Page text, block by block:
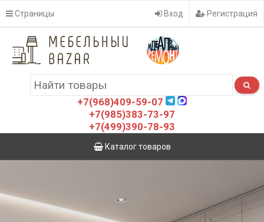
Страницы Вход Регистрация
+7(968)409-59-07
+7(985)383-73-97
+7(499)390-78-93
Каталог товаров